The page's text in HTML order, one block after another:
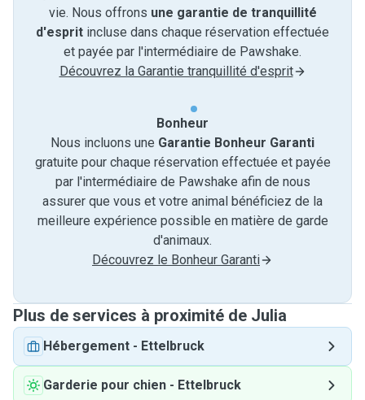
vie. Nous offrons une garantie de tranquillité
d'esprit incluse dans chaque réservation effectuée
et payée par l'intermédiaire de Pawshake.
Découvrez la Garantie tranquillité d'esprit
Bonheur
Nous incluons une Garantie Bonheur Garanti
gratuite pour chaque réservation effectuée et payée
par l'intermédiaire de Pawshake afin de nous
assurer que vous et votre animal bénéficiez de la
meilleure expérience possible en matière de garde
d'animaux.
Découvrez le Bonheur Garanti
Plus de services à proximité de Julia
Hébergement - Ettelbruck
Garderie pour chien - Ettelbruck